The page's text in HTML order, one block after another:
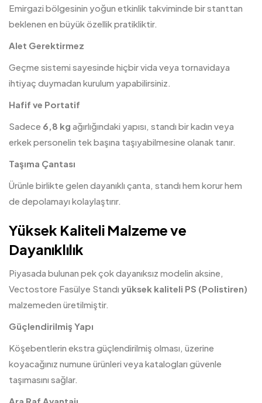
Emirgazi bölgesinin yoğun etkinlik takviminde bir stanttan
beklenen en büyük özellik pratikliktir.
Alet Gerektirmez
Geçme sistemi sayesinde hiçbir vida veya tornavidaya
ihtiyaç duymadan kurulum yapabilirsiniz.
Hafif ve Portatif
Sadece 6,8 kg ağırlığındaki yapısı, standı bir kadın veya
erkek personelin tek başına taşıyabilmesine olanak tanır.
Taşıma Çantası
Ürünle birlikte gelen dayanıklı çanta, standı hem korur hem
de depolamayı kolaylaştırır.
Yüksek Kaliteli Malzeme ve
Dayanıklılık
Piyasada bulunan pek çok dayanıksız modelin aksine,
Vectostore Fasülye Standı yüksek kaliteli PS (Polistiren)
malzemeden üretilmiştir.
Güçlendirilmiş Yapı
Köşebentlerin ekstra güçlendirilmiş olması, üzerine
koyacağınız numune ürünleri veya katalogları güvenle
taşımasını sağlar.